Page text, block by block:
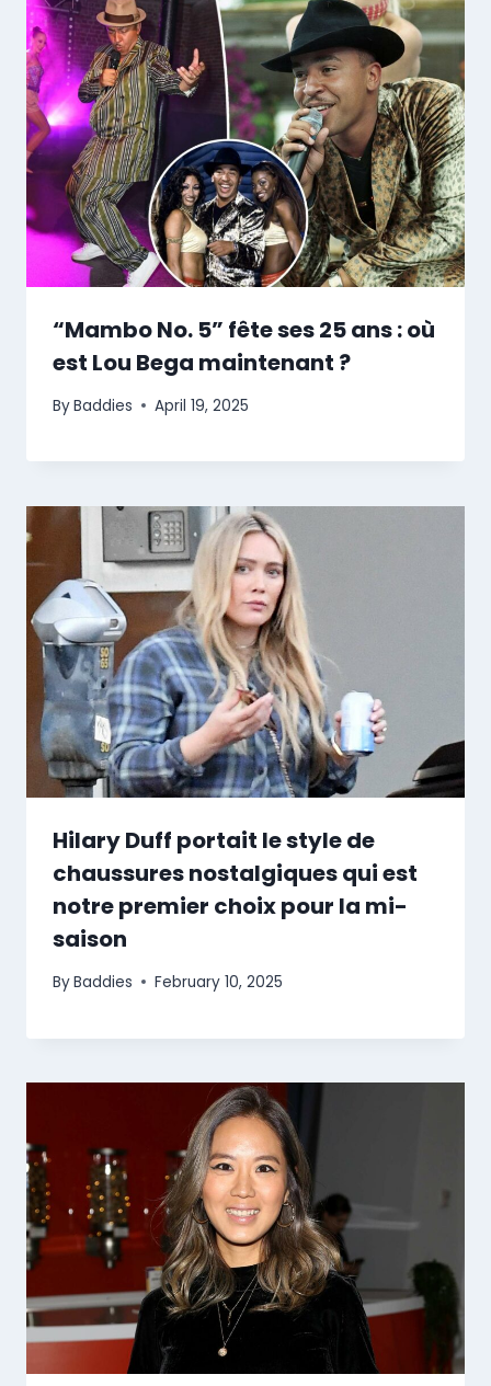
“Mambo No. 5” fête ses 25 ans : où
est Lou Bega maintenant ?
ByBaddies April 19, 2025
Hilary Duff portait le style de
chaussures nostalgiques qui est
notre premier choix pour la mi-
saison
ByBaddies February 10, 2025